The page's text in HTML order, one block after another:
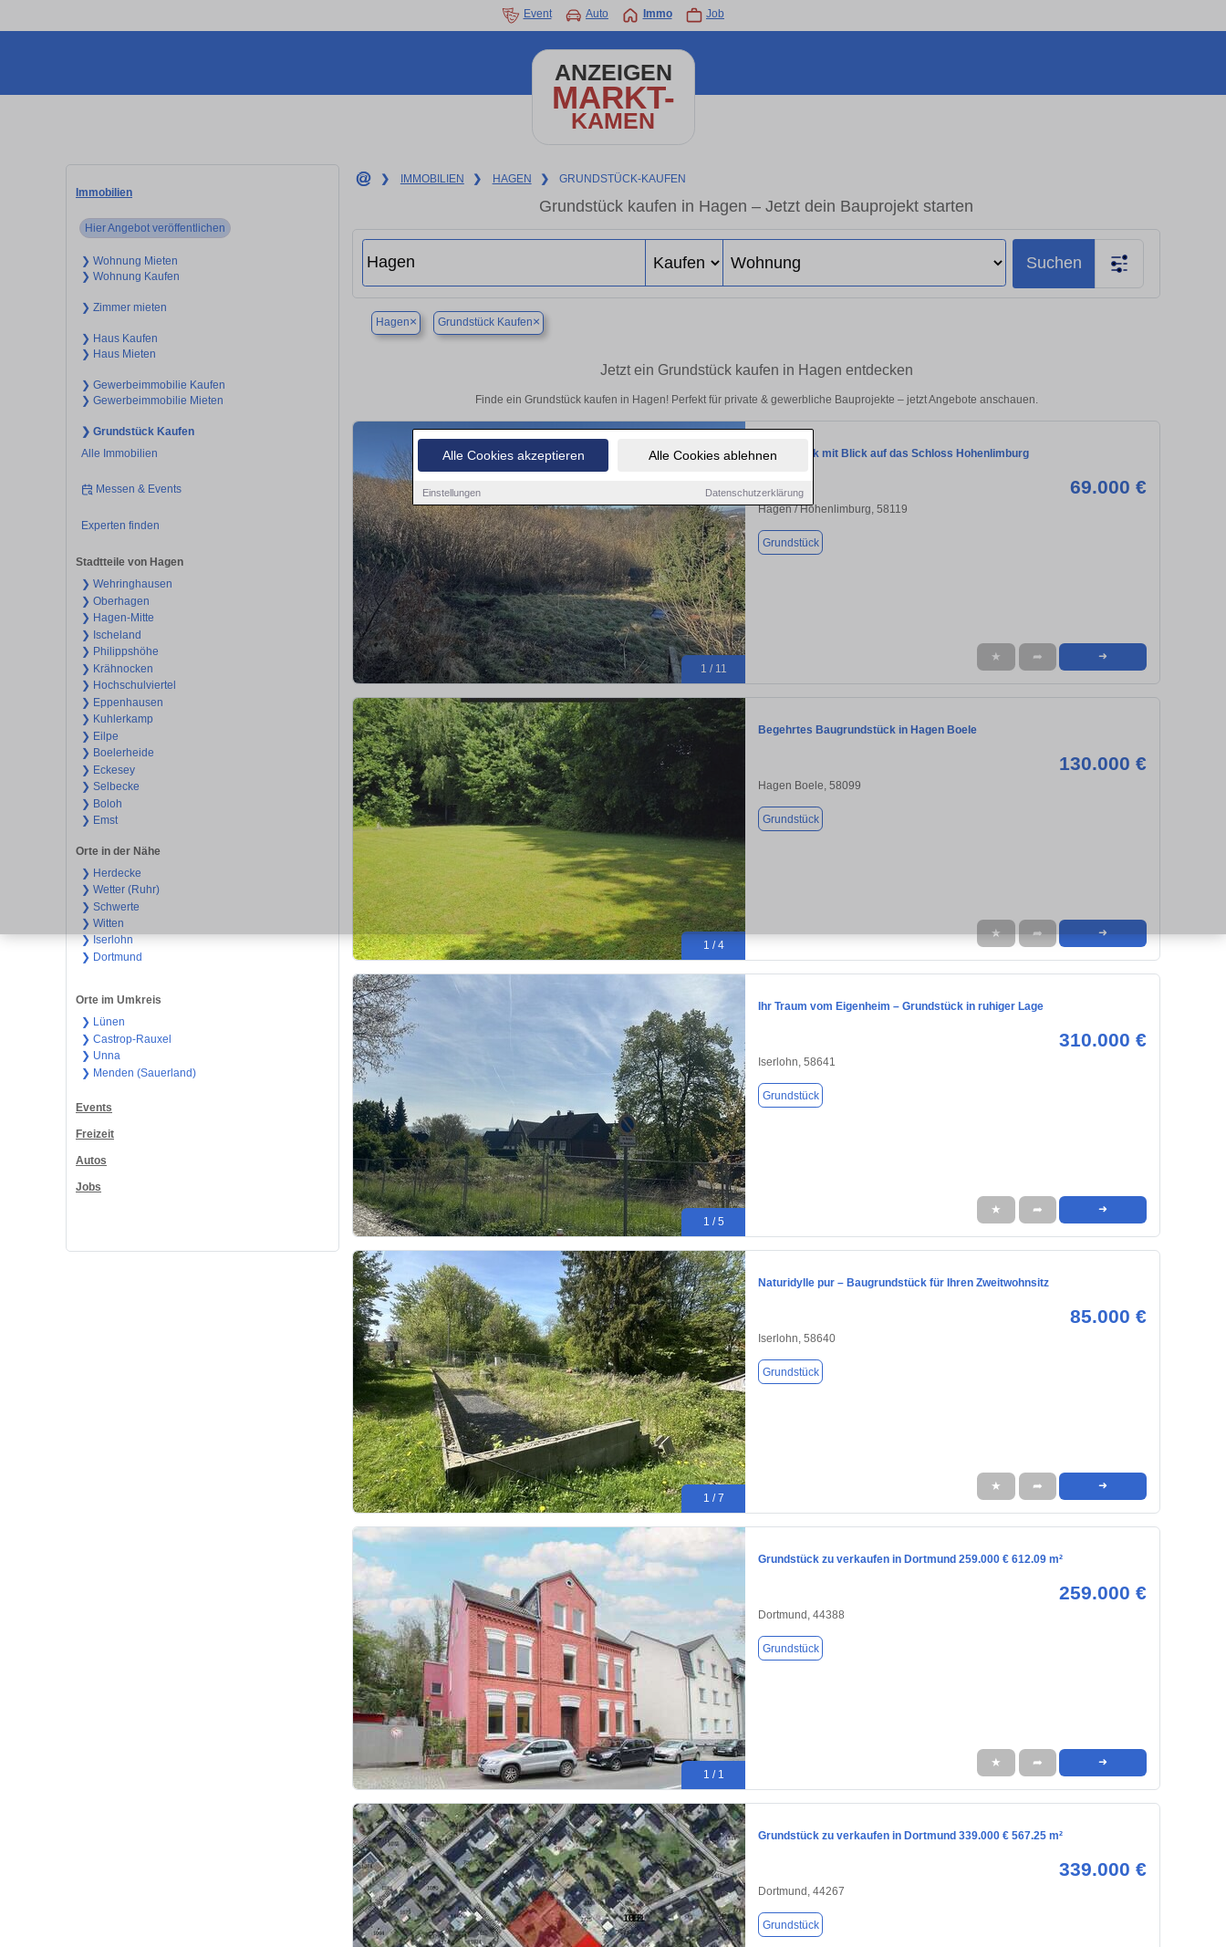
Alle Cookies akzeptieren Alle Cookies ablehnen
Einstellungen Datenschutzerklärung
Event Auto Immo Job
ANZEIGEN
MARKT-
KAMEN
Immobilien
Hier Angebot veröffentlichen
❯ Wohnung Mieten
❯ Wohnung Kaufen
❯ Zimmer mieten
❯ Haus Kaufen
❯ Haus Mieten
❯ Gewerbeimmobilie Kaufen
❯ Gewerbeimmobilie Mieten
❯ Grundstück Kaufen
Alle Immobilien
Messen & Events
Experten finden
Stadtteile von Hagen
❯ Wehringhausen
❯ Oberhagen
❯ Hagen-Mitte
❯ Ischeland
❯ Philippshöhe
❯ Krähnocken
❯ Hochschulviertel
❯ Eppenhausen
❯ Kuhlerkamp
❯ Eilpe
❯ Boelerheide
❯ Eckesey
❯ Selbecke
❯ Boloh
❯ Emst
Orte in der Nähe
❯ Herdecke
❯ Wetter (Ruhr)
❯ Schwerte
❯ Witten
❯ Iserlohn
❯ Dortmund
Orte im Umkreis
❯ Lünen
❯ Castrop-Rauxel
❯ Unna
❯ Menden (Sauerland)
Events
Freizeit
Autos
Jobs
❯ IMMOBILIEN ❯ HAGEN ❯ GRUNDSTÜCK-KAUFEN
Grundstück kaufen in Hagen – Jetzt dein Bauprojekt starten
Suchen
Hagen× Grundstück Kaufen×
Jetzt ein Grundstück kaufen in Hagen entdecken
Finde ein Grundstück kaufen in Hagen! Perfekt für private & gewerbliche Bauprojekte – jetzt Angebote anschauen.
1 / 11
Grundstück mit Blick auf das Schloss Hohenlimburg
69.000 €
Hagen / Hohenlimburg, 58119
Grundstück
★ ➦ ➜
1 / 4
Begehrtes Baugrundstück in Hagen Boele
130.000 €
Hagen Boele, 58099
Grundstück
★ ➦ ➜
1 / 5
Ihr Traum vom Eigenheim – Grundstück in ruhiger Lage
310.000 €
Iserlohn, 58641
Grundstück
★ ➦ ➜
1 / 7
Naturidylle pur – Baugrundstück für Ihren Zweitwohnsitz
85.000 €
Iserlohn, 58640
Grundstück
★ ➦ ➜
1 / 1
Grundstück zu verkaufen in Dortmund 259.000 € 612.09 m²
259.000 €
Dortmund, 44388
Grundstück
★ ➦ ➜
Grundstück zu verkaufen in Dortmund 339.000 € 567.25 m²
339.000 €
Dortmund, 44267
Grundstück